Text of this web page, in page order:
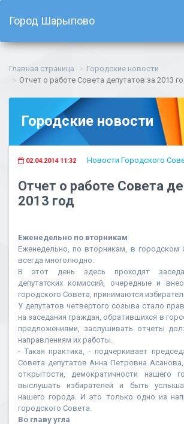
Город Шарыпово
Главная страница
Городские новости
Отчет о работе Совета депутатов за 2013
Городские новости
02.04.2014 11:32 Новости Городского
Отчет о работе Совета
2013 год
Еженедельно по вторникам
Еженедельно, по вторникам, в городском
всегда многолюдно.
В этот день здесь проходят
депутатских комиссий, очередные и
городского Совета, принимаются
У депутатов четвертого созыва стало
на заседания граждан, обратившихся в
предложениями, заслушивать отчеты
направлениям их работы.
- Такая практика, - подчеркивает
Совета депутатов Анна Петровна
открытости, демократичности нашего
выслушать избирателей и быть
нашего города. И это только одно из
городского Совета.
Во главу угла